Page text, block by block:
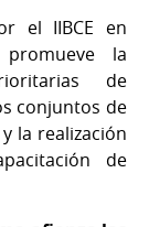
el IIBCE en
la
de
conjuntos de
la realización
de